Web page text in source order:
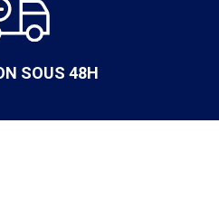
SOUS 48H